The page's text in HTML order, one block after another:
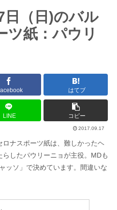
日（日)のバル
ツ紙：パウリ
はてブ
LINE コピー
2017.09.17
ナスポーツ紙は、難しかったヘ
したパウリーニョが主役。MDも
ッソ」で決めています。間違いな